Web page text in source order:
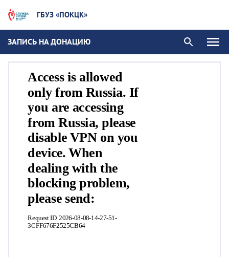
ГБУЗ «ПОКЦК»
ЗАПИСЬ НА ДОНАЦИЮ